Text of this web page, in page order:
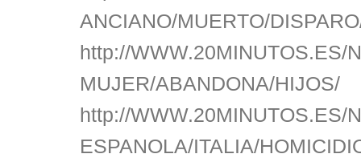
ANCIANO/MUERTO/
http://WWW.20MINUTOS.ES/
MUJER/ABANDONA/HIJOS/
http://WWW.20MINUTOS.ES/
ESPANOLA/ITALIA/